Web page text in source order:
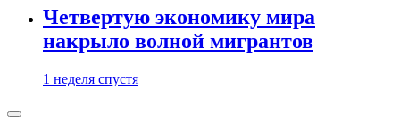
Четвертую экономику мира
накрыло волной мигрантов
1 неделя спустя